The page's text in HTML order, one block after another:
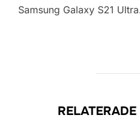
Samsung Galaxy S21